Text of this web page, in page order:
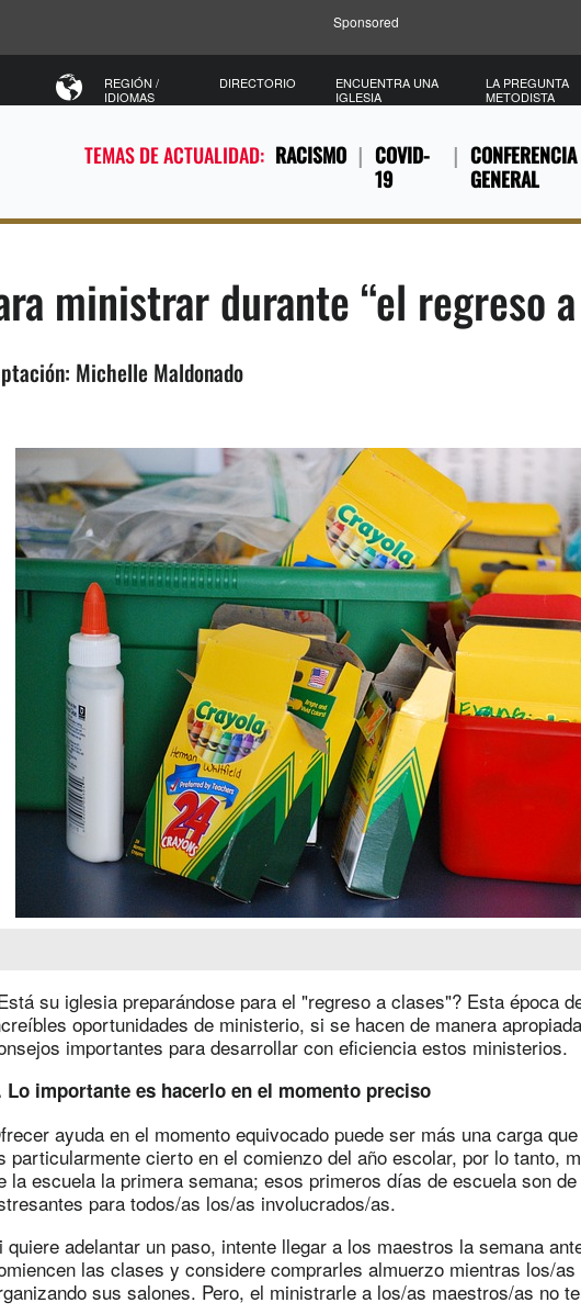
Sponsored
TEMAS DE ACTUALIDAD: RACISMO
COVID-
19
CONFERENCIA
GENERAL
REGIÓN /
IDIOMAS
DIRECTORIO
ENCUENTRA UNA
IGLESIA
LA PREGUNTA
METODISTA
ministrar durante “el regreso
Michelle Maldonado
su iglesia preparándose para el "regreso a clases"? Esta época
oportunidades de ministerio, si se hacen de manera
importantes para desarrollar con eficiencia estos ministerios.
Lo importante es hacerlo en el momento preciso
ayuda en el momento equivocado puede ser más una carga
particularmente cierto en el comienzo del año escolar, por lo tanto,
la escuela la primera semana; esos primeros días de escuela son
para todos/as los/as involucrados/as.
quiere adelantar un paso, intente llegar a los maestros la semana
las clases y considere comprarles almuerzo mientras los/
sus salones. Pero, el ministrarle a los/as maestros/as no